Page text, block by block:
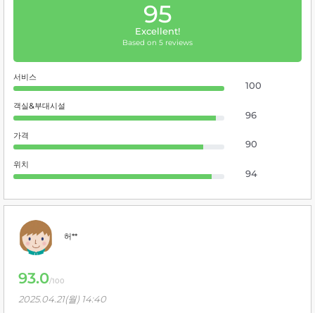
95
Excellent!
Based on 5 reviews
서비스
100
객실&부대시설
96
가격
90
위치
94
허**
93.0/100
2025.04.21(월) 14:40